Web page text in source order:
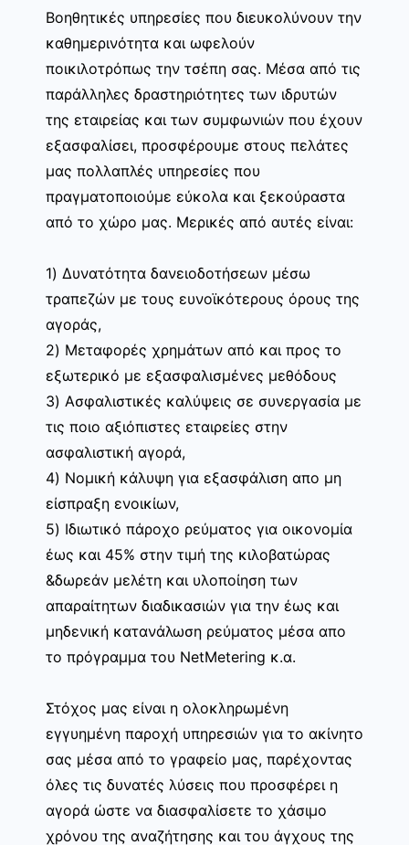
Βοηθητικές υπηρεσίες που διευκολύνουν την
καθημερινότητα και ωφελούν
ποικιλοτρόπως την τσέπη σας. Μέσα από τις
παράλληλες δραστηριότητες των ιδρυτών
της εταιρείας και των συμφωνιών που έχουν
εξασφαλίσει, προσφέρουμε στους πελάτες
μας πολλαπλές υπηρεσίες που
πραγματοποιούμε εύκολα και ξεκούραστα
από το χώρο μας. Μερικές από αυτές είναι:
1) Δυνατότητα δανειοδοτήσεων μέσω
τραπεζών με τους ευνοϊκότερους όρους της
αγοράς,
2) Μεταφορές χρημάτων από και προς το
εξωτερικό με εξασφαλισμένες μεθόδους
3) Ασφαλιστικές καλύψεις σε συνεργασία με
τις ποιο αξιόπιστες εταιρείες στην
ασφαλιστική αγορά,
4) Νομική κάλυψη για εξασφάλιση απο μη
είσπραξη ενοικίων,
5) Ιδιωτικό πάροχο ρεύματος για οικονομία
έως και 45% στην τιμή της κιλοβατώρας
&δωρεάν μελέτη και υλοποίηση των
απαραίτητων διαδικασιών για την έως και
μηδενική κατανάλωση ρεύματος μέσα απο
το πρόγραμμα του NetMetering κ.α.
Στόχος μας είναι η ολοκληρωμένη
εγγυημένη παροχή υπηρεσιών για το ακίνητο
σας μέσα από το γραφείο μας, παρέχοντας
όλες τις δυνατές λύσεις που προσφέρει η
αγορά ώστε να διασφαλίσετε το χάσιμο
χρόνου της αναζήτησης και του άγχους της